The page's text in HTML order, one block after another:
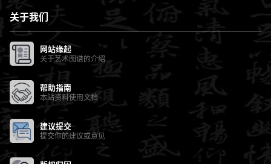
关于我们
网站缘起
关于艺术图谱的介绍
帮助指南
本站资料使用文档
建议提交
提交你的建议或意见